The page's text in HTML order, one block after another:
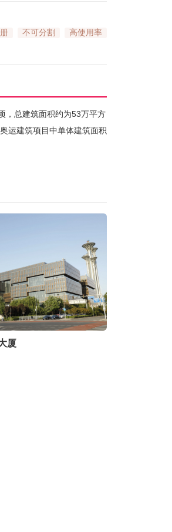
不可分割 高使用率
，总建筑面积约为53万平方
运建筑项目中单体建筑面积
厦